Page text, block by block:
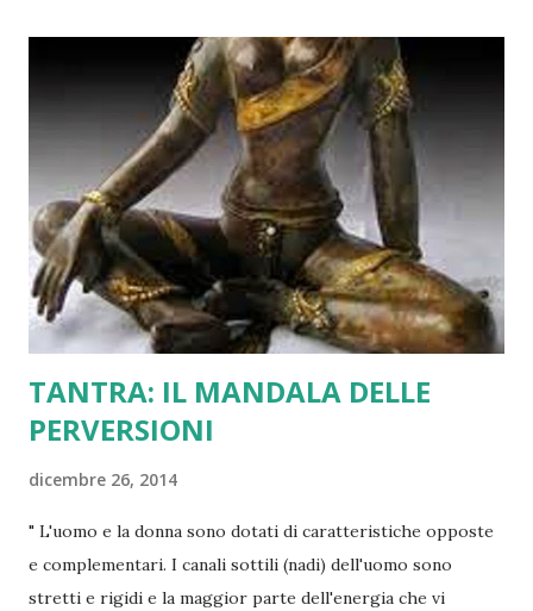
dicembre)? Si disperano? Piangono? Maledicono la
sfortuna? Macchè! Durante Ngenpa Gu Dzom si gioca, si
fanno pic nic, si libera la mente dal rimpianto del passato e
dal sogno del futuro. I Nove Infausti Presagi non dipendono
dal karma, né dagli dei. Arrivano e basta. E noi ci troviamo
nudi, senza sostegni, senza credenze. Liberi, appunto. La
libertà spaventa. Per questo si ha bisogno di "CREDERE".
Che cosa buffa! I maestri ...
TANTRA: IL MANDALA DELLE
PERVERSIONI
dicembre 26, 2014
" L'uomo e la donna sono dotati di caratteristiche opposte
e complementari. I canali sottili (nadi) dell'uomo sono
stretti e rigidi e la maggior parte dell'energia che vi